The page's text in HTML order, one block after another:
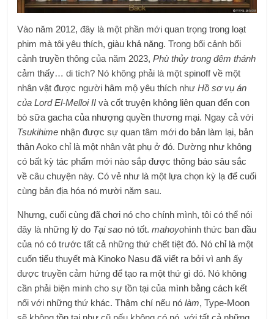
Vào năm 2012, đây là một phần mới quan trọng trong loạt
phim mà tôi yêu thích, giàu khả năng. Trong bối cảnh bối
cảnh truyền thông của năm 2023,Phù thủy trong đêm thánh
cảm thấy… di tích? Nó không phải là một spinoff về một
nhân vật được người hâm mộ yêu thích nhưHồ sơ vụ án
của Lord El-Melloi II và cốt truyện không liên quan đến con
bò sữa gacha của nhượng quyền thương mại. Ngay cả với
Tsukihime nhận được sự quan tâm mới do bản làm lại, bản
thân Aoko chỉ là một nhân vật phụ ở đó. Dường như không
có bất kỳ tác phẩm mới nào sắp được thông báo sâu sắc
về câu chuyện này. Có vẻ như là một lựa chọn kỳ lạ để cuối
cùng bản địa hóa nó mười năm sau.
Nhưng, cuối cùng đã chơi nó cho chính mình, tôi có thể nói
đây là những lý do Tại sao nó tốt.mahoyohình thức ban đầu
của nó có trước tất cả những thứ chết tiệt đó. Nó chỉ là một
cuốn tiểu thuyết mà Kinoko Nasu đã viết ra bởi vì anh ấy
được truyền cảm hứng để tạo ra một thứ gì đó. Nó không
cần phải biện minh cho sự tồn tại của mình bằng cách kết
nối với những thứ khác. Thậm chí nếu nólàm, Type-Moon